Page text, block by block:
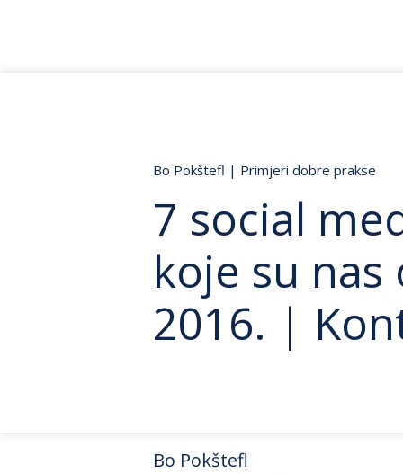
Bo Pokštefl | Primjeri dobre prakse
7 social
koje su
2016. |
Bo Pokštefl